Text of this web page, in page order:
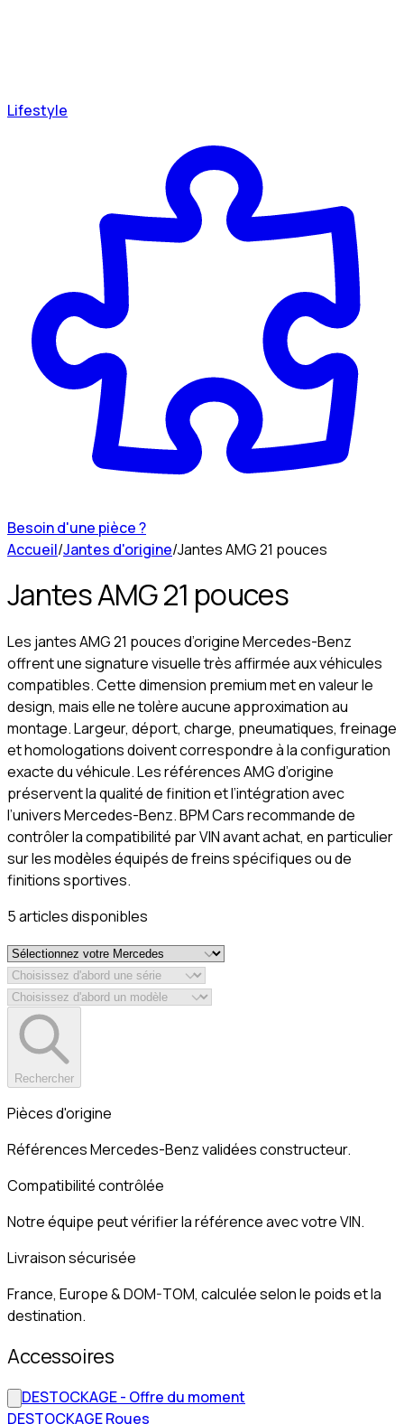
Lifestyle
Besoin d'une pièce ?
Accueil/Jantes d'origine/Jantes AMG 21 pouces
Jantes AMG 21 pouces
Les jantes AMG 21 pouces d’origine Mercedes-Benz
offrent une signature visuelle très affirmée aux véhicules
compatibles. Cette dimension premium met en valeur le
design, mais elle ne tolère aucune approximation au
montage. Largeur, déport, charge, pneumatiques, freinage
et homologations doivent correspondre à la configuration
exacte du véhicule. Les références AMG d’origine
préservent la qualité de finition et l’intégration avec
l’univers Mercedes-Benz. BPM Cars recommande de
contrôler la compatibilité par VIN avant achat, en particulier
sur les modèles équipés de freins spécifiques ou de
finitions sportives.
5articlesdisponibles
Rechercher
Pièces d'origine
Références Mercedes-Benz validées constructeur.
Compatibilité contrôlée
Notre équipe peut vérifier la référence avec votre VIN.
Livraison sécurisée
France, Europe & DOM-TOM, calculée selon le poids et la
destination.
Accessoires
DESTOCKAGE - Offre du moment
DESTOCKAGE Roues